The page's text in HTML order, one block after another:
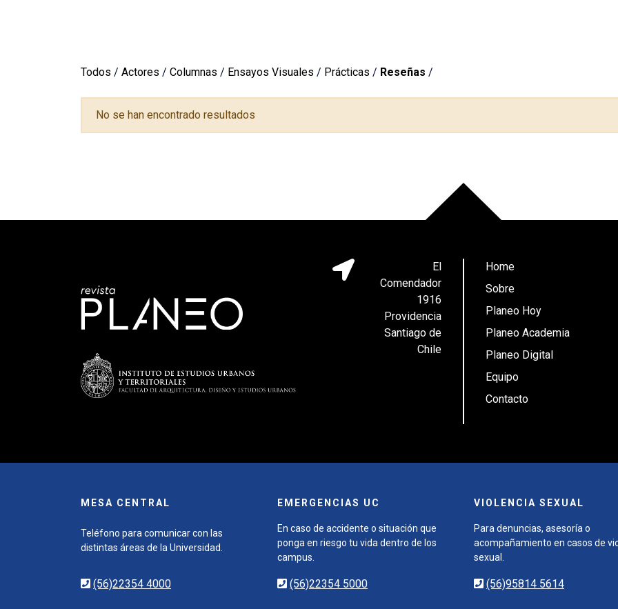
Todos / Actores / Columnas / Ensayos Visuales / Prácticas / Reseñas /
No se han encontrado resultados
El
Comendador
1916
Providencia
Santiago de
Chile
Home
Sobre
Planeo Hoy
Planeo Academia
Planeo Digital
Equipo
Contacto
MESA CENTRAL
Teléfono para comunicar con las
distintas áreas de la Universidad.
(56)22354 4000
EMERGENCIAS UC
En caso de accidente o situación que
ponga en riesgo tu vida dentro de los
campus.
(56)22354 5000
VIOLENCIA SEXUAL
Para denuncias, asesoría o
acompañamiento en casos de
sexual.
(56)95814 5614